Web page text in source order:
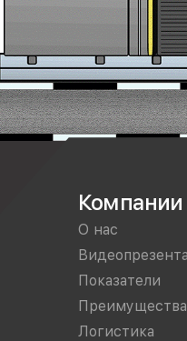
Компании
О нас
Показатели
Преимущества
Логистика